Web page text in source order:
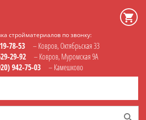
стройматериалов по звонку:
78-53
– Ковров, Октябрьская 33
29-92
– Ковров, Муромская 9А
942-75-03
– Камешково